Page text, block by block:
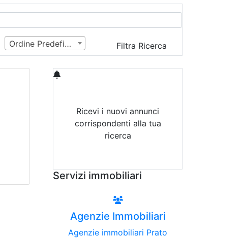
Ordine Predefinito Filtra Ricerca
Ricevi i nuovi annunci
corrispondenti alla tua
ricerca
Servizi immobiliari
Agenzie Immobiliari
Agenzie immobiliari Prato